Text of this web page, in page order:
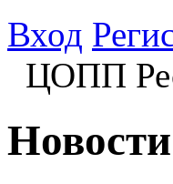
Вход
ЦОПП
Новости